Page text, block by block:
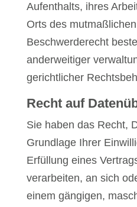
Aufenthalts, ihres
Orts des
Beschwerderecht
anderweitiger
gerichtlicher
Recht auf
Sie haben das Recht,
Grundlage Ihrer
Erfüllung eines
verarbeiten, an sich
einem gängigen,